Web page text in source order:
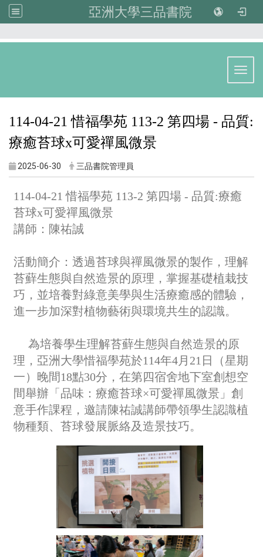
亞洲大學三品書院
114-04-21 惜福學苑 113-2 第四場 - 品質:
療癒苔球x可愛禪風微景
2025-06-30 三品書院管理員
114-04-21 惜福學苑 113-2 第四場 - 品質:療癒
苔球x可愛禪風微景
講師：陳祐誠
活動簡介：透過苔球與禪風微景的製作，理解
苔蘚生態與自然造景的原理，掌握基礎植栽技
巧，並培養對綠意美學與生活療癒感的體驗，
進一步加深對植物藝術與環境共生的認識。
為培養學生理解苔蘚生態與自然造景的原
理，亞洲大學惜福學苑於114年4月21日（星期
一）晚間18點30分，在第四宿舍地下室創想空
間舉辦「品味：療癒苔球×可愛禪風微景」創
意手作課程，邀請陳祐誠講師帶領學生認識植
物種類、苔球發展脈絡及造景技巧。